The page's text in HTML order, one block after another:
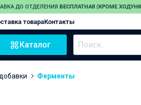
ДО ОТДЕЛЕНИЯ БЕСПЛАТНАЯ (КРОМЕ
товараКонтакты
Каталог
Ферменты